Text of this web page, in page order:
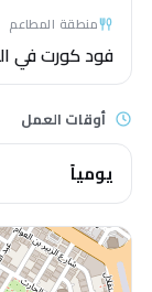
منطقة المطاعم
فود كورت في
أوقات العمل
يومياً